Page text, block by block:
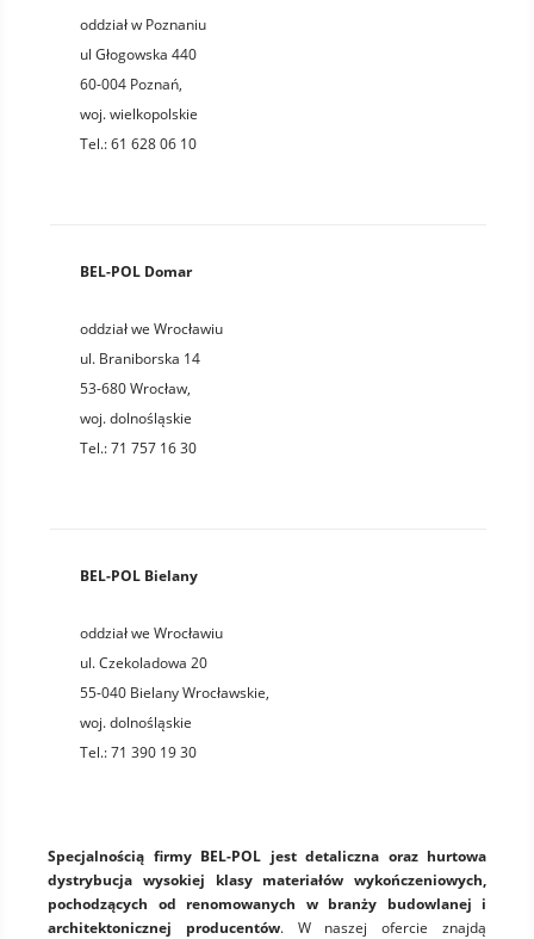
oddział w Poznaniu
ul Głogowska 440
60-004 Poznań,
woj.wielkopolskie
Tel.:61 628 06 10
BEL-POL Domar
oddział we Wrocławiu
ul. Braniborska 14
53-680Wrocław,
woj.dolnośląskie
Tel.:71 757 16 30
BEL-POL Bielany
oddział we Wrocławiu
ul. Czekoladowa 20
55-040 Bielany Wrocławskie,
woj.dolnośląskie
Tel.:71 390 19 30
Specjalnością firmy BEL-POL jest detaliczna oraz hurtowa
dystrybucja wysokiej klasy materiałów wykończeniowych,
pochodzących od renomowanych w branży budowlanej i
architektonicznej producentów. W naszej ofercie znajdą